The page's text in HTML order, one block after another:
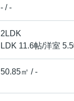
- / -
2LDK
LDK 11.6帖/洋室
50.85㎡ / -